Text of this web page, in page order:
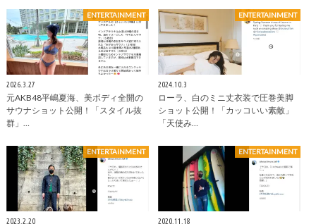
ENTERTAINMENT
2026.3.27
元AKB48平嶋夏海、美ボディ全開の
サウナショット公開！「スタイル抜
群」…
ENTERTAINMENT
2024.10.3
ローラ、白のミニ丈衣装で圧巻美脚
ショット公開！「カッコいい素敵」
「天使み…
ENTERTAINMENT
2023.2.20
ENTERTAINMENT
2020.11.18